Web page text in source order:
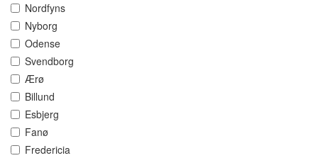
Nordfyns
Nyborg
Odense
Svendborg
Ærø
Billund
Esbjerg
Fanø
Fredericia